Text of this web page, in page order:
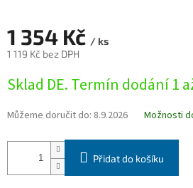
1 354 Kč / ks
1 119 Kč bez DPH
cena:
Sklad DE. Termín dodání 1
Můžeme doručit do: 8.9.2026 Možnosti
Přidat do košíku